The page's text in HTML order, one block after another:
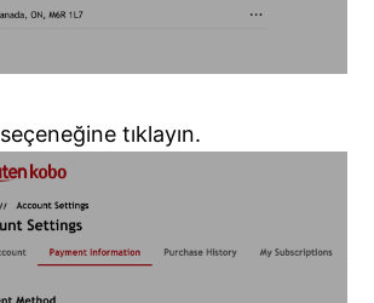
seçeneğine tıklayın.